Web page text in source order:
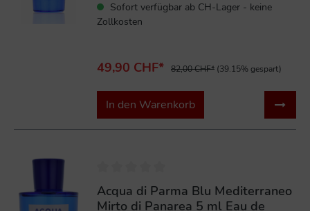
Sofort verfügbar ab CH-Lager - keine
Zollkosten
49,90 CHF* 82,00 CHF* (39.15% gespart)
In den Warenkorb
Acqua di Parma Blu Mediterraneo
Mirto di Panarea 5 ml Eau de